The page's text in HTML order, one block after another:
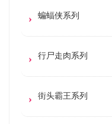
蝙蝠侠系列
行尸走肉系列
街头霸王系列